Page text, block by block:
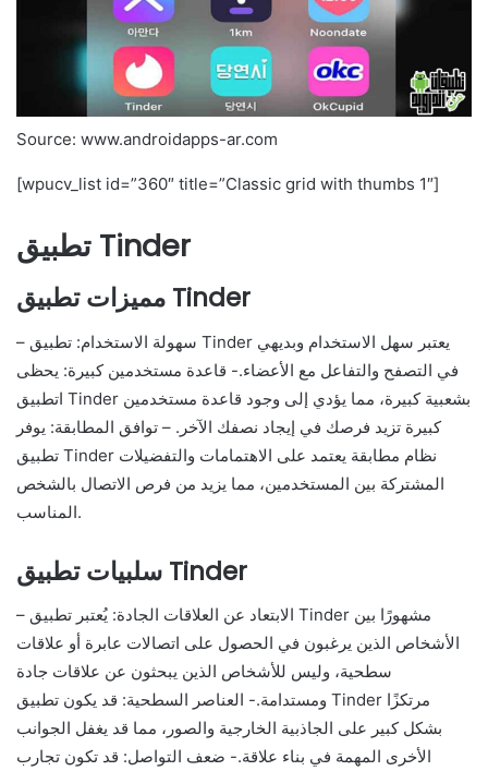
Source: www.androidapps-ar.com
[wpucv_list id=”360″ title=”Classic grid with thumbs 1″]
تطبيق Tinder
مميزات تطبيق Tinder
– سهولة الاستخدام: تطبيق Tinder يعتبر سهل الاستخدام وبديهي
في التصفح والتفاعل مع الأعضاء.- قاعدة مستخدمين كبيرة: يحظى
اتطبيق Tinder بشعبية كبيرة، مما يؤدي إلى وجود قاعدة مستخدمين
كبيرة تزيد فرصك في إيجاد نصفك الآخر. – توافق المطابقة: يوفر
تطبيق Tinder نظام مطابقة يعتمد على الاهتمامات والتفضيلات
المشتركة بين المستخدمين، مما يزيد من فرص الاتصال بالشخص
المناسب.
سلبيات تطبيق Tinder
– الابتعاد عن العلاقات الجادة: يُعتبر تطبيق Tinder مشهورًا بين
الأشخاص الذين يرغبون في الحصول على اتصالات عابرة أو علاقات
سطحية، وليس للأشخاص الذين يبحثون عن علاقات جادة
ومستدامة.- العناصر السطحية: قد يكون تطبيق Tinder مرتكزًا
بشكل كبير على الجاذبية الخارجية والصور، مما قد يغفل الجوانب
الأخرى المهمة في بناء علاقة.- ضعف التواصل: قد تكون تجارب